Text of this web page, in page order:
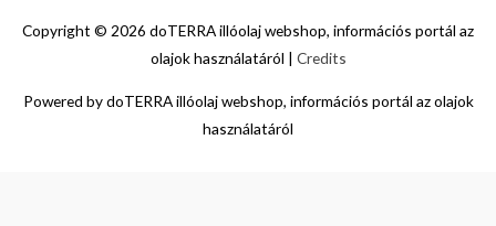
Copyright © 2026 doTERRA illóolaj webshop, információs portál az
olajok használatáról | Credits
Powered bydoTERRA illóolaj webshop, információs portál az olajok
használatáról